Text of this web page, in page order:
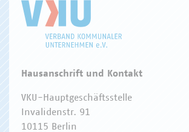
Hausanschrift und Kontakt
VKU-Hauptgeschäftsstelle
Invalidenstr. 91
10115 Berlin